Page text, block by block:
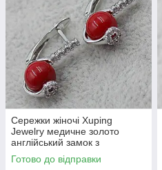
Сережки жіночі Xuping
Jewelry медичне золото
англійський замок з
червоними намистинами та в
стразах 24K
Готово до відправки